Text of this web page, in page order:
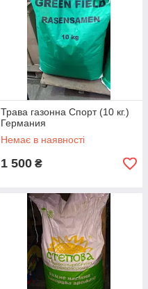
Трава газонна Спорт (10 кг.)
Германия
Немає в наявності
1 500 ₴